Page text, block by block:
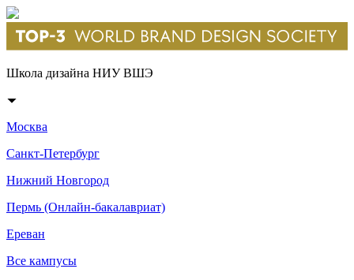
Школа дизайна НИУ ВШЭ
Москва
Санкт-Петербург
Нижний Новгород
Пермь (Онлайн-бакалавриат)
Ереван
Все кампусы